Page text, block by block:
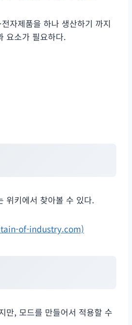
자제품을 하나 생산하기 까지
요소가 필요하다.
위키에서 찾아볼 수 있다.
of-industry.com)
만, 모드를 만들어서 적용할 수